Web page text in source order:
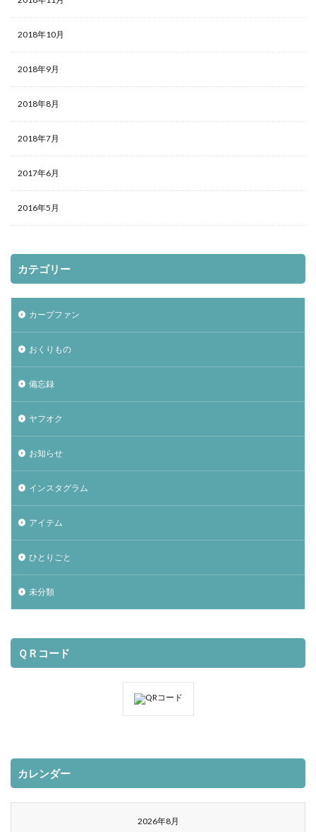
2018年10月
2018年9月
2018年8月
2018年7月
2017年6月
2016年5月
カテゴリー
カープファン
おくりもの
備忘録
ヤフオク
お知らせ
インスタグラム
アイテム
ひとりごと
未分類
ＱＲコード
カレンダー
2026年8月